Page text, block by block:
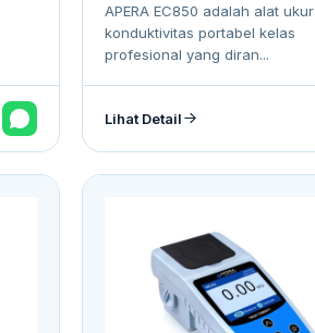
APERA EC850 adalah alat ukur
konduktivitas portabel kelas
profesional yang diran...
Lihat Detail